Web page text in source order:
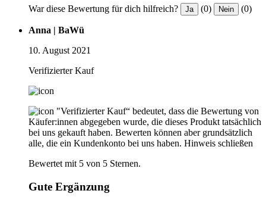
War diese Bewertung für dich hilfreich? Ja (0) Nein (0)
Anna | BaWü
10. August 2021
Verifizierter Kauf
"Verifizierter Kauf“ bedeutet, dass die Bewertung von
Käufer:innen abgegeben wurde, die dieses Produkt tatsächlich
bei uns gekauft haben. Bewerten können aber grundsätzlich
alle, die ein Kundenkonto bei uns haben. Hinweis schließen
Bewertet mit 5 von 5 Sternen.
Gute Ergänzung